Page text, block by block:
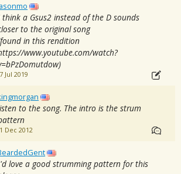
think a Gsus2 instead of the D sounds
to the original song
in this rendition
www.youtube.com/watch?
Jul 2019
to the song. The intro is the strum
Dec 2012
love a good strumming pattern for this